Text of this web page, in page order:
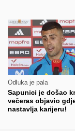
Odluka je pala
Sapunici je došao
večeras objavio
nastavlja karijeru!